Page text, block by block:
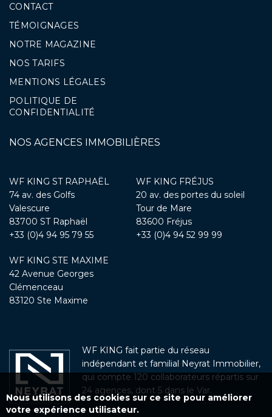
CONTACT
TÉMOIGNAGES
NOTRE MAGAZINE
NOS TARIFS
MENTIONS LÉGALES
POLITIQUE DE
CONFIDENTIALITÉ
NOS AGENCES IMMOBILIÈRES
WF KING ST RAPHAËL
74 av. des Golfs
Valescure
83700 ST Raphaël
+33 (0)4 94 95 79 55
WF KING FRÉJUS
20 av. des portes du soleil
Tour de Mare
83600 Fréjus
+33 (0)4 94 52 99 99
WF KING STE MAXIME
42 Avenue Georges
Clémenceau
83120 Ste Maxime
WF KING fait partie du réseau
indépendant et familial Neyrat Immobilier,
qui compte 120 collaborateurs répartis sur
24 agences, dont 5 dans le Var.
Nous utilisons des cookies sur ce site pour améliorer
votre expérience utilisateur.